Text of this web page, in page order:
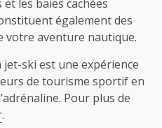
les baies cachées
également des
votre aventure nautique.
jet-ski est une expérience
de tourisme sportif en
Pour plus de
.